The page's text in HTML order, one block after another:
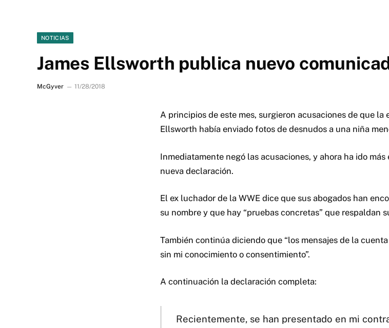
NOTICIAS
James Ellsworth publica nuevo
McGyver 11/28/2018
A principios de este mes, surgieron acusaciones de que la
Ellsworth había enviado fotos de desnudos a una niña
Inmediatamente negó las acusaciones, y ahora ha ido
nueva declaración.
El ex luchador de la WWE dice que sus abogados han
su nombre y que hay “pruebas concretas” que respaldan
También continúa diciendo que “los mensajes de la
sin mi conocimiento o consentimiento”.
A continuación la declaración completa:
Recientemente, se han presentado en mi